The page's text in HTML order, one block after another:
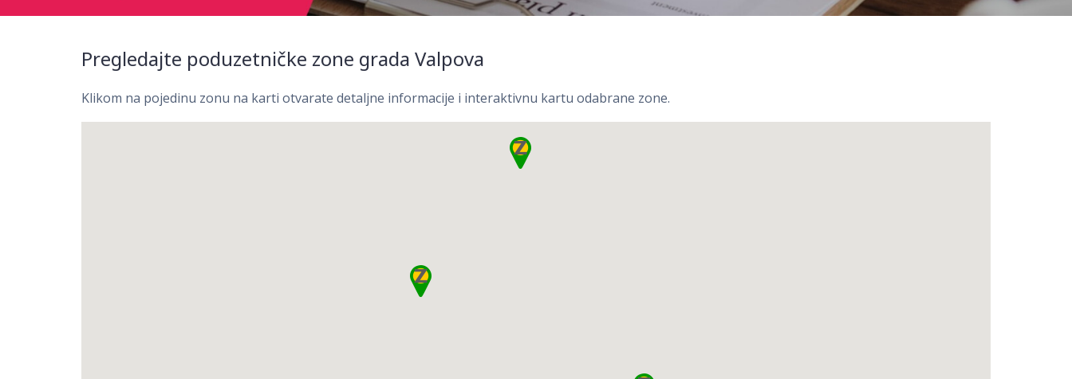
Pregledajte poduzetničke zone grada Valpova
Klikom na pojedinu zonu na karti otvarate detaljne informacije i interaktivnu kartu odabrane zone.